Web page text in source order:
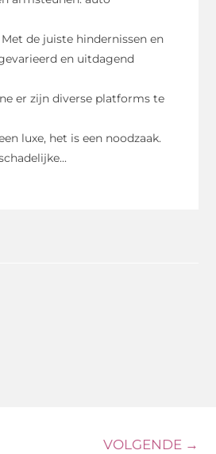
Met de juiste hindernissen en
en uitdagend
er zijn diverse platforms te
luxe, het is een noodzaak.
VOLGENDE →